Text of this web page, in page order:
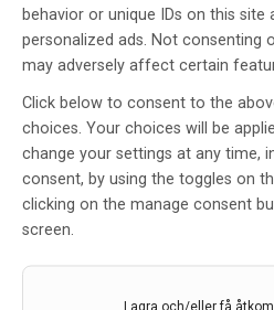
behavior or unique IDs on this site
personalized ads. Not consenting
may adversely affect certain
Click below to consent to the
choices. Your choices will be
change your settings at any time,
consent, by using the toggles on
clicking on the manage consent
screen.